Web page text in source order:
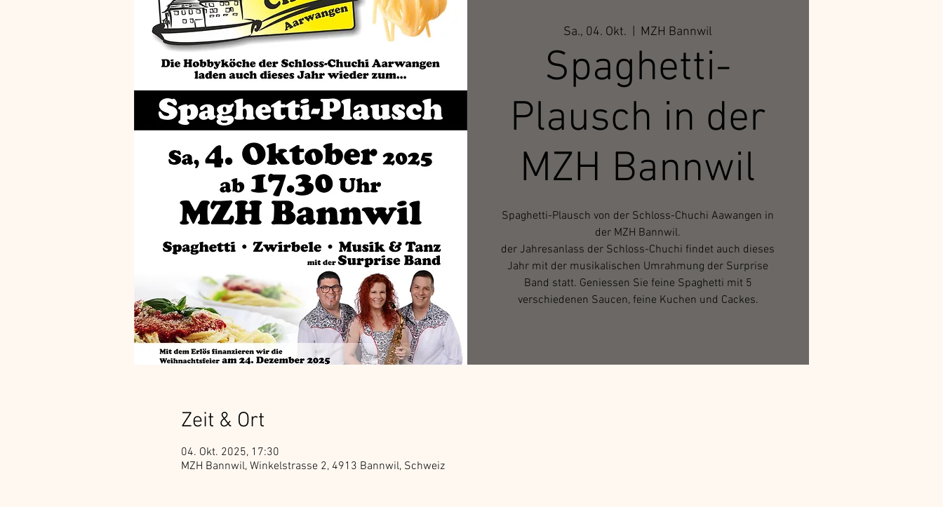
Sa., 04. Okt.
  |
MZH Bannwil
Spaghetti-
Plausch in der
MZH Bannwil
Spaghetti-Plausch von der Schloss-Chuchi Aawangen in
der MZH Bannwil.
der Jahresanlass der Schloss-Chuchi findet auch dieses
Jahr mit der musikalischen Umrahmung der Surprise
Band statt. Geniessen Sie feine Spaghetti mit 5
verschiedenen Saucen, feine Kuchen und Cackes.
Zeit & Ort
04. Okt. 2025, 17:30
MZH Bannwil, Winkelstrasse 2, 4913 Bannwil, Schweiz